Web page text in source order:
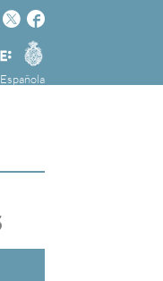
Facebook
Twitter
Agencia
EFE
del
y en